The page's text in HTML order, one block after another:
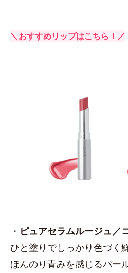
＼おすすめリップはこちら！／
・ ピュアセラムルージュ／
ひと塗りでしっかり色づく
ほんのり青みを感じるパー